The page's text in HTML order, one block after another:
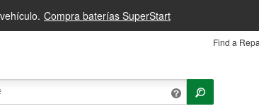
Compra baterías SuperStart
Find a